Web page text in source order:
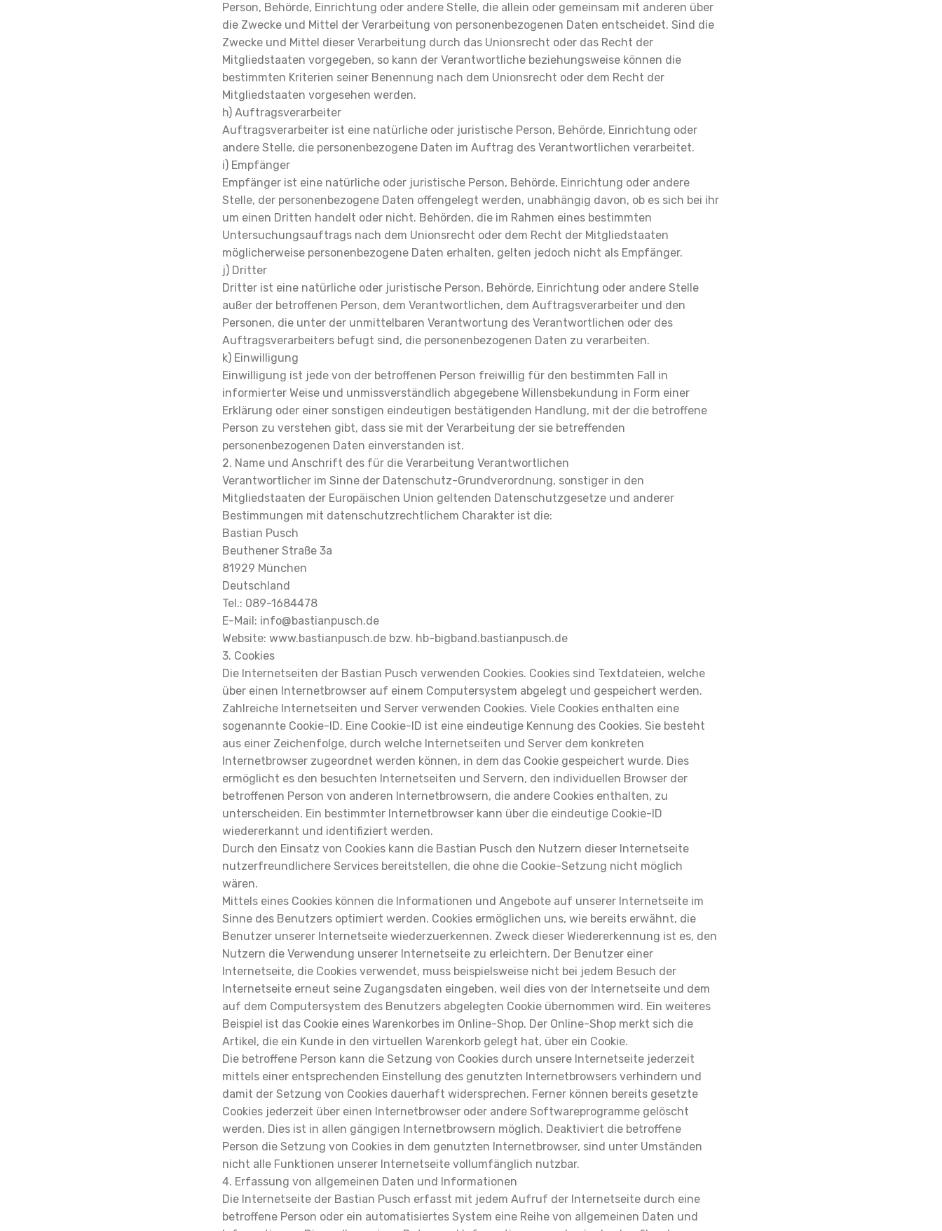
Person, Behörde, Einrichtung oder andere Stelle, die allein oder gemeinsam mit anderen über
die Zwecke und Mittel der Verarbeitung von personenbezogenen Daten entscheidet. Sind die
Zwecke und Mittel dieser Verarbeitung durch das Unionsrecht oder das Recht der
Mitgliedstaaten vorgegeben, so kann der Verantwortliche beziehungsweise können die
bestimmten Kriterien seiner Benennung nach dem Unionsrecht oder dem Recht der
Mitgliedstaaten vorgesehen werden.
h) Auftragsverarbeiter
Auftragsverarbeiter ist eine natürliche oder juristische Person, Behörde, Einrichtung oder
andere Stelle, die personenbezogene Daten im Auftrag des Verantwortlichen verarbeitet.
i) Empfänger
Empfänger ist eine natürliche oder juristische Person, Behörde, Einrichtung oder andere
Stelle, der personenbezogene Daten offengelegt werden, unabhängig davon, ob es sich bei ihr
um einen Dritten handelt oder nicht. Behörden, die im Rahmen eines bestimmten
Untersuchungsauftrags nach dem Unionsrecht oder dem Recht der Mitgliedstaaten
möglicherweise personenbezogene Daten erhalten, gelten jedoch nicht als Empfänger.
j) Dritter
Dritter ist eine natürliche oder juristische Person, Behörde, Einrichtung oder andere Stelle
außer der betroffenen Person, dem Verantwortlichen, dem Auftragsverarbeiter und den
Personen, die unter der unmittelbaren Verantwortung des Verantwortlichen oder des
Auftragsverarbeiters befugt sind, die personenbezogenen Daten zu verarbeiten.
k) Einwilligung
Einwilligung ist jede von der betroffenen Person freiwillig für den bestimmten Fall in
informierter Weise und unmissverständlich abgegebene Willensbekundung in Form einer
Erklärung oder einer sonstigen eindeutigen bestätigenden Handlung, mit der die betroffene
Person zu verstehen gibt, dass sie mit der Verarbeitung der sie betreffenden
personenbezogenen Daten einverstanden ist.
2. Name und Anschrift des für die Verarbeitung Verantwortlichen
Verantwortlicher im Sinne der Datenschutz-Grundverordnung, sonstiger in den
Mitgliedstaaten der Europäischen Union geltenden Datenschutzgesetze und anderer
Bestimmungen mit datenschutzrechtlichem Charakter ist die:
Bastian Pusch
Beuthener Straße 3a
81929 München
Deutschland
Tel.: 089-1684478
E-Mail: info@bastianpusch.de
Website: www.bastianpusch.de bzw. hb-bigband.bastianpusch.de
3. Cookies
Die Internetseiten der Bastian Pusch verwenden Cookies. Cookies sind Textdateien, welche
über einen Internetbrowser auf einem Computersystem abgelegt und gespeichert werden.
Zahlreiche Internetseiten und Server verwenden Cookies. Viele Cookies enthalten eine
sogenannte Cookie-ID. Eine Cookie-ID ist eine eindeutige Kennung des Cookies. Sie besteht
aus einer Zeichenfolge, durch welche Internetseiten und Server dem konkreten
Internetbrowser zugeordnet werden können, in dem das Cookie gespeichert wurde. Dies
ermöglicht es den besuchten Internetseiten und Servern, den individuellen Browser der
betroffenen Person von anderen Internetbrowsern, die andere Cookies enthalten, zu
unterscheiden. Ein bestimmter Internetbrowser kann über die eindeutige Cookie-ID
wiedererkannt und identifiziert werden.
Durch den Einsatz von Cookies kann die Bastian Pusch den Nutzern dieser Internetseite
nutzerfreundlichere Services bereitstellen, die ohne die Cookie-Setzung nicht möglich
wären.
Mittels eines Cookies können die Informationen und Angebote auf unserer Internetseite im
Sinne des Benutzers optimiert werden. Cookies ermöglichen uns, wie bereits erwähnt, die
Benutzer unserer Internetseite wiederzuerkennen. Zweck dieser Wiedererkennung ist es, den
Nutzern die Verwendung unserer Internetseite zu erleichtern. Der Benutzer einer
Internetseite, die Cookies verwendet, muss beispielsweise nicht bei jedem Besuch der
Internetseite erneut seine Zugangsdaten eingeben, weil dies von der Internetseite und dem
auf dem Computersystem des Benutzers abgelegten Cookie übernommen wird. Ein weiteres
Beispiel ist das Cookie eines Warenkorbes im Online-Shop. Der Online-Shop merkt sich die
Artikel, die ein Kunde in den virtuellen Warenkorb gelegt hat, über ein Cookie.
Die betroffene Person kann die Setzung von Cookies durch unsere Internetseite jederzeit
mittels einer entsprechenden Einstellung des genutzten Internetbrowsers verhindern und
damit der Setzung von Cookies dauerhaft widersprechen. Ferner können bereits gesetzte
Cookies jederzeit über einen Internetbrowser oder andere Softwareprogramme gelöscht
werden. Dies ist in allen gängigen Internetbrowsern möglich. Deaktiviert die betroffene
Person die Setzung von Cookies in dem genutzten Internetbrowser, sind unter Umständen
nicht alle Funktionen unserer Internetseite vollumfänglich nutzbar.
4. Erfassung von allgemeinen Daten und Informationen
Die Internetseite der Bastian Pusch erfasst mit jedem Aufruf der Internetseite durch eine
betroffene Person oder ein automatisiertes System eine Reihe von allgemeinen Daten und